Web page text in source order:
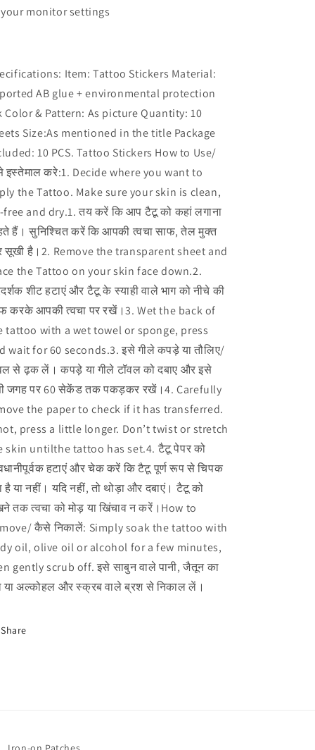
your monitor settings
Item: Tattoo Stickers Material:
AB glue + environmental protection
Color & Pattern: As picture Quantity: 10
Size:As mentioned in the title Package
10 PCS. Tattoo Stickers How to Use/
करे:1. Decide where you want to
the Tattoo. Make sure your skin is clean,
and dry.1. तय करें कि आप टैटू को कहां लगाना
हैं। सुनिश्चित करें कि आपकी त्वचा साफ, तेल मुक्त
है।2. Remove the transparent sheet and
the Tattoo on your skin face down.2.
शीट हटाएं और टैटू के स्याही वाले भाग को नीचे की
करके आपकी त्वचा पर रखें।3. Wet the back of
tattoo with a wet towel or sponge, press
wait for 60 seconds.3. इसे गीले कपड़े या तौलिए/
से ढ़क लें। कपड़े या गीले टॉवल को दबाए और इसे
जगह पर 60 सेकेंड तक पकड़कर रखें।4. Carefully
the paper to check if it has transferred.
press a little longer. Don’t twist or stretch
skin untilthe tattoo has set.4. टैटू पेपर को
हटाएं और चेक करें कि टैटू पूर्ण रूप से चिपक
है या नहीं। यदि नहीं, तो थोड़ा और दबाएं। टैटू को
तक त्वचा को मोड़ या खिंचाव न करें।How to
कैसे निकालें: Simply soak the tattoo with
oil, olive oil or alcohol for a few minutes,
gently scrub off. इसे साबुन वाले पानी, जैतून का
अल्कोहल और स्क्रब वाले ब्रश से निकाल लें।
Share